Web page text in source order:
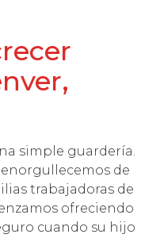
simple guardería.
enorgullecemos de
trabajadoras de
ofreciendo
cuando su hijo